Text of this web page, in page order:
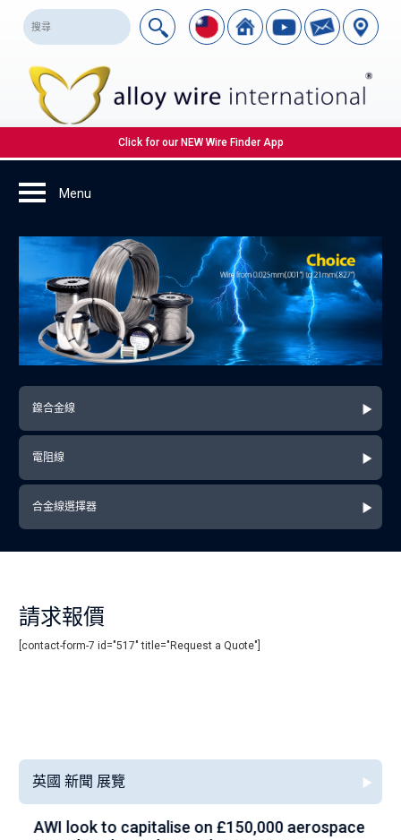
Click for our NEW Wire Finder App
鎳合金線
電阻線
合金線選擇器
請求報價
[contact-form-7 id="517" title="Request a Quote"]
英國 新聞 展覽
AWI look to capitalise on £150,000 aerospace